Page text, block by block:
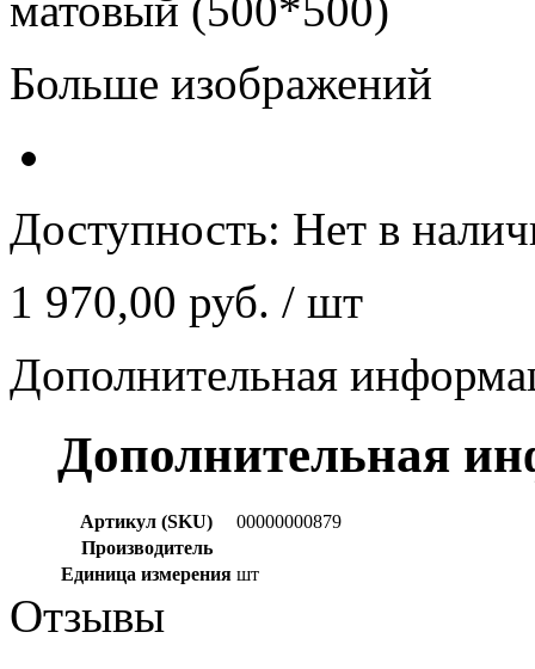
Больше изображений
Доступность: Нет в
1 970,00 руб. / шт
Дополнительная
Дополнительная
Артикул (SKU)
00000000879
Производитель
Единица измерения шт
Отзывы